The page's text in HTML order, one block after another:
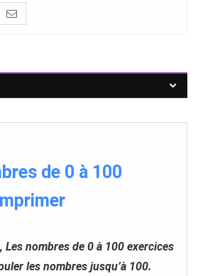
de 0 à 100
Les nombres de 0 à 100 exercices
les nombres jusqu’à 100.